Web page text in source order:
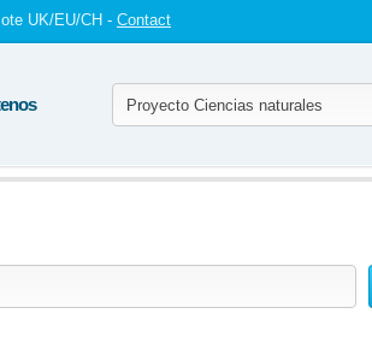
UK/EU/CH - Contact